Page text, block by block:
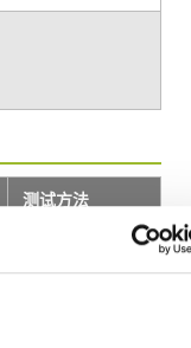
测试方法
004B